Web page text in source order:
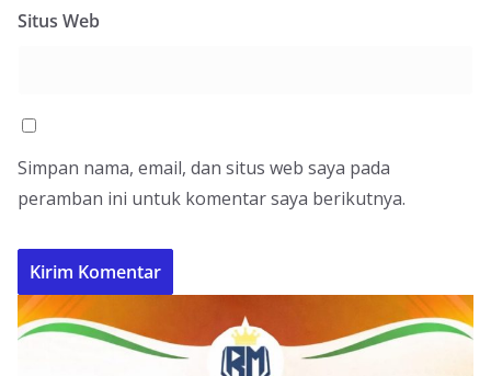
Situs Web
Simpan nama, email, dan situs web saya pada
peramban ini untuk komentar saya berikutnya.